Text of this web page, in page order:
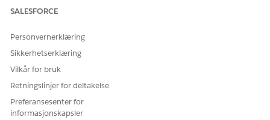
Problembehandling og tilhørende funksjoner for
Problembehandlingstillatelsessett for IT-tjenester
Brukere trenger tillatelsessettlisenser for å samhandle med
innstillinger, arbeidsflyter og funksjoner for
gjelder for forskjellige grupper med brukere. Forstå hva
hver tillatelsessettlisens tilbyr. Avhengig av brukerrollene
må du bestemme hvilke andre tillatelsessettlisenser som
SALESFORCE
Personvernerklæring
Sikkerhetserklæring
Vilkår for bruk
Retningslinjer for deltakelse
Preferansesenter for
informasjonskapsler